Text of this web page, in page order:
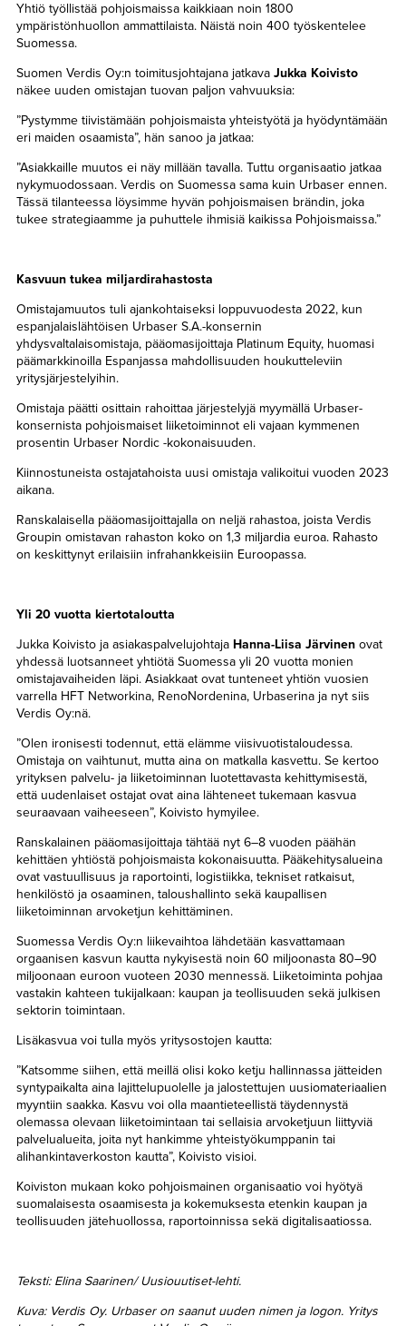
Yhtiö työllistää pohjoismaissa kaikkiaan noin 1800
ympäristönhuollon ammattilaista. Näistä noin 400 työskentelee
Suomessa.
Suomen Verdis Oy:n toimitusjohtajana jatkava Jukka Koivisto
näkee uuden omistajan tuovan paljon vahvuuksia:
”Pystymme tiivistämään pohjoismaista yhteistyötä ja hyödyntämään
eri maiden osaamista”, hän sanoo ja jatkaa:
”Asiakkaille muutos ei näy millään tavalla. Tuttu organisaatio jatkaa
nykymuodossaan. Verdis on Suomessa sama kuin Urbaser ennen.
Tässä tilanteessa löysimme hyvän pohjoismaisen brändin, joka
tukee strategiaamme ja puhuttele ihmisiä kaikissa Pohjoismaissa.”
Kasvuun tukea miljardirahastosta
Omistajamuutos tuli ajankohtaiseksi loppuvuodesta 2022, kun
espanjalaislähtöisen Urbaser S.A.-konsernin
yhdysvaltalaisomistaja, pääomasijoittaja Platinum Equity, huomasi
päämarkkinoilla Espanjassa mahdollisuuden houkutteleviin
yritysjärjestelyihin.
Omistaja päätti osittain rahoittaa järjestelyjä myymällä Urbaser-
konsernista pohjoismaiset liiketoiminnot eli vajaan kymmenen
prosentin Urbaser Nordic -kokonaisuuden.
Kiinnostuneista ostajatahoista uusi omistaja valikoitui vuoden 2023
aikana.
Ranskalaisella pääomasijoittajalla on neljä rahastoa, joista Verdis
Groupin omistavan rahaston koko on 1,3 miljardia euroa. Rahasto
on keskittynyt erilaisiin infrahankkeisiin Euroopassa.
Yli 20 vuotta kiertotaloutta
Jukka Koivisto ja asiakaspalvelujohtaja Hanna-Liisa Järvinenovat
yhdessä luotsanneet yhtiötä Suomessa yli 20 vuotta monien
omistajavaiheiden läpi. Asiakkaat ovat tunteneet yhtiön vuosien
varrella HFT Networkina, RenoNordenina, Urbaserina ja nyt siis
Verdis Oy:nä.
”Olen ironisesti todennut, että elämme viisivuotistaloudessa.
Omistaja on vaihtunut, mutta aina on matkalla kasvettu. Se kertoo
yrityksen palvelu- ja liiketoiminnan luotettavasta kehittymisestä,
että uudenlaiset ostajat ovat aina lähteneet tukemaan kasvua
seuraavaan vaiheeseen”, Koivisto hymyilee.
Ranskalainen pääomasijoittaja tähtää nyt 6–8 vuoden päähän
kehittäen yhtiöstä pohjoismaista kokonaisuutta. Pääkehitysalueina
ovat vastuullisuus ja raportointi, logistiikka, tekniset ratkaisut,
henkilöstö ja osaaminen, taloushallinto sekä kaupallisen
liiketoiminnan arvoketjun kehittäminen.
Suomessa Verdis Oy:n liikevaihtoa lähdetään kasvattamaan
orgaanisen kasvun kautta nykyisestä noin 60 miljoonasta 80–90
miljoonaan euroon vuoteen 2030 mennessä. Liiketoiminta pohjaa
vastakin kahteen tukijalkaan: kaupan ja teollisuuden sekä julkisen
sektorin toimintaan.
Lisäkasvua voi tulla myös yritysostojen kautta:
”Katsomme siihen, että meillä olisi koko ketju hallinnassa jätteiden
syntypaikalta aina lajittelupuolelle ja jalostettujen uusiomateriaalien
myyntiin saakka. Kasvu voi olla maantieteellistä täydennystä
olemassa olevaan liiketoimintaan tai sellaisia arvoketjuun liittyviä
palvelualueita, joita nyt hankimme yhteistyökumppanin tai
alihankintaverkoston kautta”, Koivisto visioi.
Koiviston mukaan koko pohjoismainen organisaatio voi hyötyä
suomalaisesta osaamisesta ja kokemuksesta etenkin kaupan ja
teollisuuden jätehuollossa, raportoinnissa sekä digitalisaatiossa.
Teksti: Elina Saarinen/ Uusiouutiset-lehti.
Kuva: Verdis Oy. Urbaser on saanut uuden nimen ja logon. Yritys